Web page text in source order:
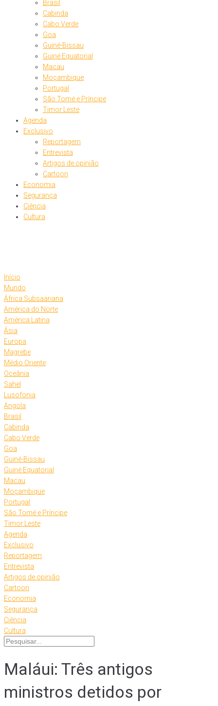
Brasil
Cabinda
Cabo Verde
Goa
Guiné-Bissau
Guiné Equatorial
Macau
Moçambique
Portugal
São Tomé e Príncipe
Timor Leste
Agenda
Exclusivo
Reportagem
Entrevista
Artigos de opinião
Cartoon
Economia
Segurança
Ciência
Cultura
Início
Mundo
África Subsaariana
América do Norte
América Latina
Ásia
Europa
Magrebe
Médio Oriente
Oceânia
Sahel
Lusofonia
Angola
Brasil
Cabinda
Cabo Verde
Goa
Guiné-Bissau
Guiné Equatorial
Macau
Moçambique
Portugal
São Tomé e Príncipe
Timor Leste
Agenda
Exclusivo
Reportagem
Entrevista
Artigos de opinião
Cartoon
Economia
Segurança
Ciência
Cultura
Maláui: Três antigos
ministros detidos por